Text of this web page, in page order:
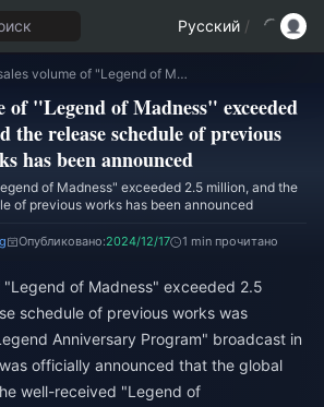
Русский /
The sales volume of "Legend of Madness" exceeded 2.5 million, and the release schedule of previous works has been announced
of "Legend of Madness" exceeded
the release schedule of previous
has been announced
of Madness" exceeded 2.5 million, and the
of previous works has been announced
Опубликовано:2024/12/17 1 min прочитано
"Legend of Madness" exceeded 2.5
schedule of previous works was
Anniversary Program" broadcast in
officially announced that the global
well-received "Legend of